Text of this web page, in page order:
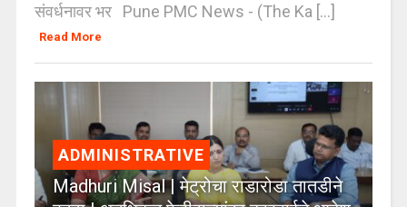
संवर्धनावर भर Pune PMC News - (The Ka [...]
Read More
ADMINISTRATIVE
Madhuri Misal | मेट्रोचा राडारोडा तातडीने